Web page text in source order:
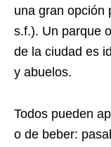
una gran opción
s.f.). Un parque
de la ciudad es
y abuelos.
Todos pueden
o de beber: